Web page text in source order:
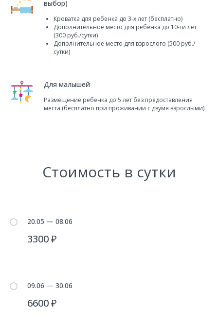
выбор)
Кроватка для ребенка до 3-х лет (бесплатно)
Дополнительное место для ребёнка до 10-ти лет
(300 руб./сутки)
Дополнительное место для взрослого (500 руб./
сутки)
Для малышей
Размещение ребёнка до 5 лет без предоставления
места (бесплатно при проживании с двумя взрослыми).
Стоимость в сутки
20.05 — 08.06
3300 ₽
09.06 — 30.06
6600 ₽